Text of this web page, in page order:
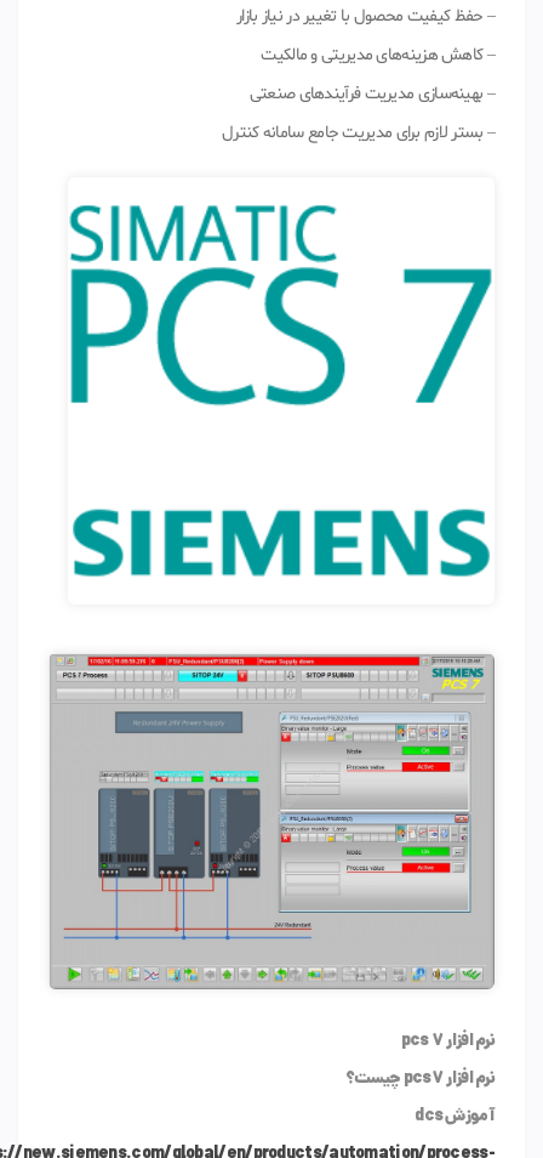
– حفظ کیفیت محصول با تغییر در نیاز بازار
– کاهش هزینه‌های مدیریتی و مالکیت
– بهینه‌سازی مدیریت فرآیندهای صنعتی
– بستر لازم برای مدیریت جامع سامانه کنترل
نرم افزار pcs 7
نرم افزار pcs7 چیست؟
آموزش dcs